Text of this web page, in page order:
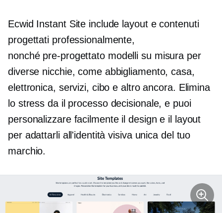
Ecwid Instant Site include layout e contenuti
progettati professionalmente,
nonché pre-progettatomodelli su misura per
diverse nicchie, come abbigliamento, casa,
elettronica, servizi, cibo e altro ancora. Elimina
lo stress da il processo decisionale, e puoi
personalizzare facilmente il design e il layout
per adattarli all'identità visiva unica del tuo
marchio.